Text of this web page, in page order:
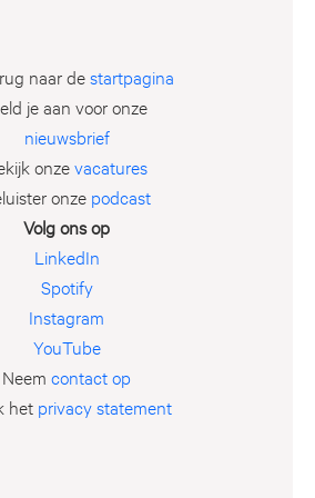
naar destartpagina
je aan voor onze
nieuwsbrief
onzevacatures
onze podcast
Volg ons op
LinkedIn
Spotify
Instagram
YouTube
Neem contact op
het privacy statement